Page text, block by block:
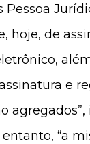
Pessoa
hoje, de
e
“a